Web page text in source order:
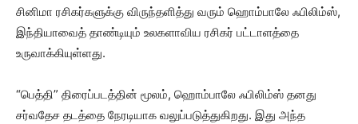
சினிமா ரசிகர்களுக்கு விருந்தளித்து வரும் ஹொம்பாலே ஃபிலிம்ஸ்,
இந்தியாவைத் தாண்டியும் உலகளாவிய ரசிகர் பட்டாளத்தை
உருவாக்கியுள்ளது.
“பெத்தி” திரைப்படத்தின் மூலம், ஹொம்பாலே ஃபிலிம்ஸ் தனது
சர்வதேச தடத்தை நேரடியாக வலுப்படுத்துகிறது. இது அந்த